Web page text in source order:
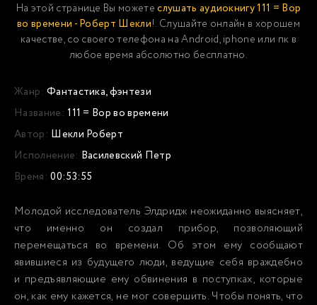
На этой странице Вы можетеслушать аудиокнигу 111 = Вор
во времени - Роберт Шекли!. Слушайте онлайн в хорошем
качестве, со своего телефона на Android, iphone или пк в
любое время абсолютно бесплатно.
Жанр: Фантастика, фэнтези
Название: 111 = Вор во времени
Автор: Шекли Роберт
Исполнение: Василевский Петр
Время: 00:53:55
Молодой исследователь Элдридж неожиданно выясняет,
что именно он создал прибор, позволяющий
перемещаться во времени. Об этом ему сообщают
явившиеся из будущего люди, ведущие себя враждебно
и предъявляющие ему обвинения в поступках, которые
он, как ему кажется, не мог совершить. Чтобы понять, что